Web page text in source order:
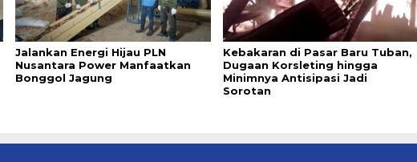
Jalankan Energi Hijau PLN
Nusantara Power Manfaatkan
Bonggol Jagung
Kebakaran di Pasar Baru Tuban,
Dugaan Korsleting hingga
Minimnya Antisipasi Jadi
Sorotan